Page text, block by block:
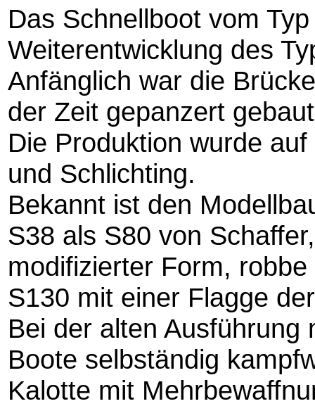
Das Schnellboot vom
Weiterentwicklung des
Anfänglich war die
der Zeit gepanzert
Die Produktion wurde
und Schlichting.
Bekannt ist den
S38 als S80 von
modifizierter Form,
S130 mit einer Flagge
Bei der alten
Boote selbständig
Kalotte mit